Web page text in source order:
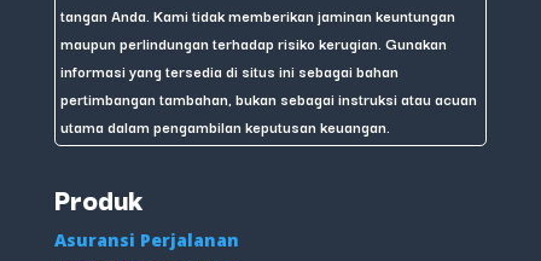
tangan Anda. Kami tidak memberikan jaminan keuntungan
maupun perlindungan terhadap risiko kerugian. Gunakan
informasi yang tersedia di situs ini sebagai bahan
pertimbangan tambahan, bukan sebagai instruksi atau acuan
utama dalam pengambilan keputusan keuangan.
Produk
Asuransi Perjalanan